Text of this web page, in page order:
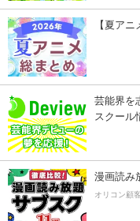
【夏ア
芸能界を
スクール
漫画読み
オリコン顧